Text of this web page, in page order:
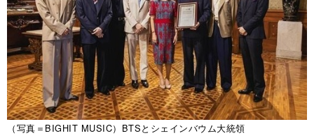
（写真＝BIGHIT MUSIC）BTSとシェインバウム大統領